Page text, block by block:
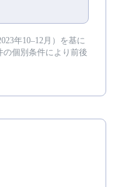
年10–12月 ）を基に
個別条件により前後